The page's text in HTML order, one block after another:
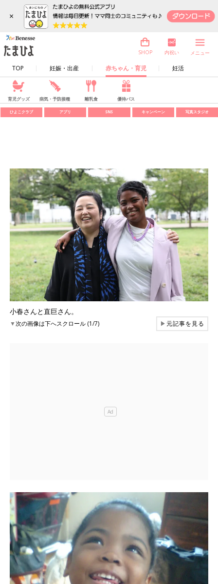
×
TOP 妊娠・出産 赤ちゃん・育児 妊活
SHOP 内祝い メニュー
育児グッズ 病気・予防接種 離乳食 優待パス
ひよこクラブ アプリ SNS キャンペーン 写真スタジオ
小春さんと直巨さん。
▼次の画像は下へスクロール (1/7) ▶元記事を見る